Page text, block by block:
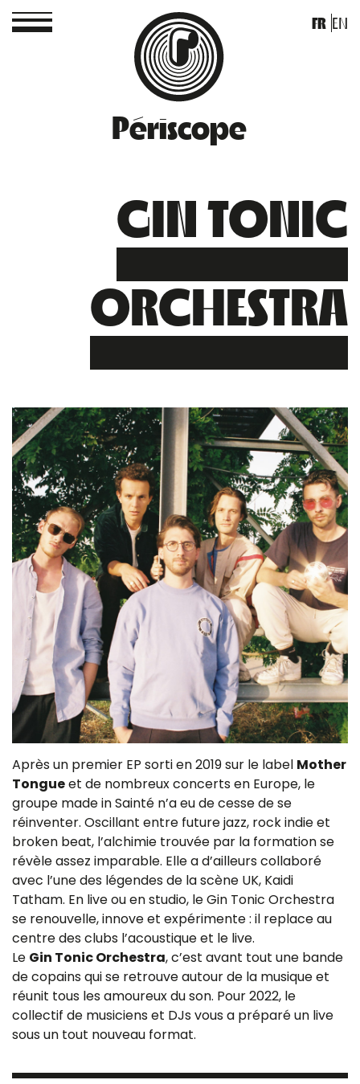
Périscope
FR EN
GIN TONIC
ORCHESTRA
Après un premier EP sorti en 2019 sur le label Mother
Tongueet de nombreux concerts en Europe, le
groupe made in Sainté n’a eu de cesse de se
réinventer. Oscillant entre future jazz, rock indie et
broken beat, l’alchimie trouvée par la formation se
révèle assez imparable. Elle a d’ailleurs collaboré
avec l’une des légendes de la scène UK, Kaidi
Tatham. En live ou en studio, le Gin Tonic Orchestra
se renouvelle, innove et expérimente : il replace au
centre des clubs l’acoustique et le live.
Le Gin Tonic Orchestra, c’est avant tout une bande
de copains qui se retrouve autour de la musique et
réunit tous les amoureux du son. Pour 2022, le
collectif de musiciens et DJs vous a préparé un live
sous un tout nouveau format.